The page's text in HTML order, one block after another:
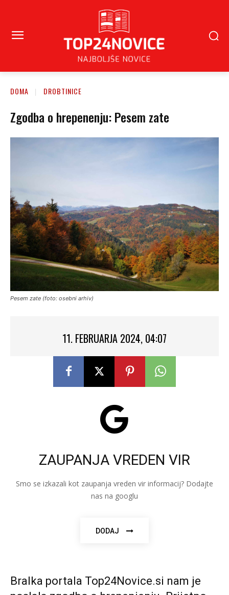
DOMA DROBTINICE
Zgodba o hrepenenju: Pesem zate
Pesem zate (foto: osebni arhiv)
11. FEBRUARJA 2024, 04:07
ZAUPANJA VREDEN VIR
Smo se izkazali kot zaupanja vreden vir informacij? Dodajte
nas na googlu
DODAJ
Bralka portala Top24Novice.si nam je